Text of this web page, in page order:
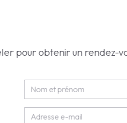
pour obtenir un rendez-